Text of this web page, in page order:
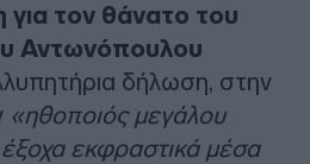
τον θάνατο του
Αντωνόπουλου
δήλωση, στην
«ηθοποιός μεγάλου
εκφραστικά μέσα